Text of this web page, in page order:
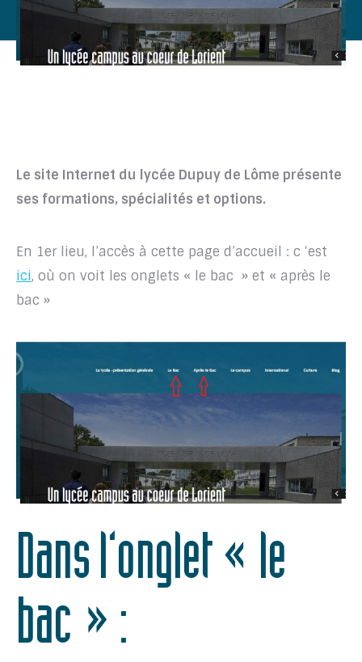
Le site Internet du lycée Dupuy de Lôme présente
ses formations, spécialités et options.
En 1er lieu, l’accès à cette page d’accueil : c ‘est
ici, où on voit les onglets « le bac » et « après le
bac »
Dans l’onglet « le
bac » :